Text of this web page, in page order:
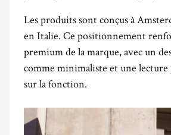
Les produits sont conçus à
en Italie. Ce positionnement
premium de la marque, avec un
comme minimaliste et une
sur la fonction.